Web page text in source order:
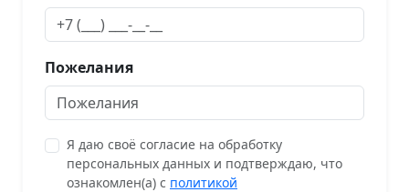
Пожелания
Я даю своё согласие на обработку
персональных данных и подтверждаю, что
ознакомлен(а) с политикой